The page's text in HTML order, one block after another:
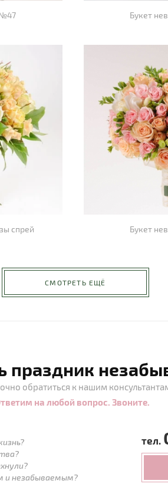
Букет
спрей Букет
СМОТРЕТЬ ЕЩЁ
праздник
обратиться к нашим
на любой вопрос. Звоните.
и незабываемым?
тел.